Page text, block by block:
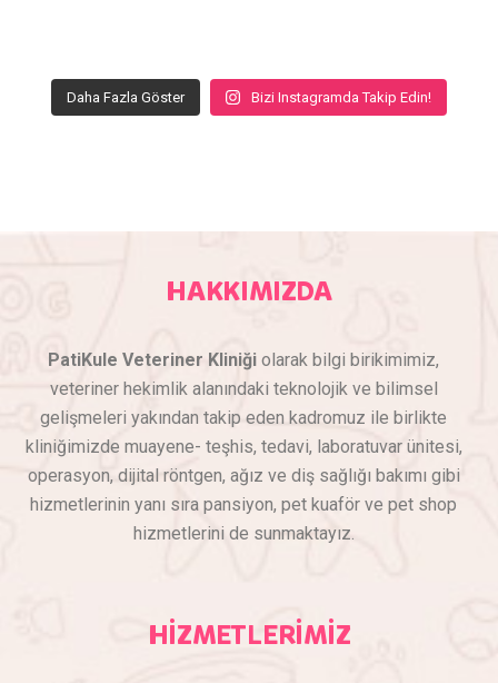
Daha Fazla Göster Bizi Instagramda Takip Edin!
HAKKIMIZDA
PatiKule Veteriner Kliniği olarak bilgi birikimimiz,
veteriner hekimlik alanındaki teknolojik ve bilimsel
gelişmeleri yakından takip eden kadromuz ile birlikte
kliniğimizde muayene- teşhis, tedavi, laboratuvar ünitesi,
operasyon, dijital röntgen, ağız ve diş sağlığı bakımı gibi
hizmetlerinin yanı sıra pansiyon, pet kuaför ve pet shop
hizmetlerini de sunmaktayız.
HİZMETLERİMİZ